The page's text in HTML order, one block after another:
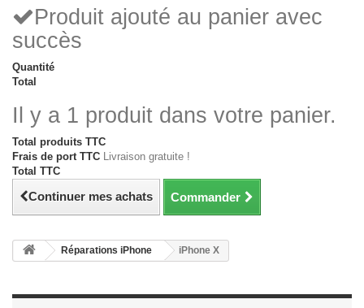
Produit ajouté au panier avec
succès
Quantité
Total
Il y a 1 produit dans votre panier.
Total produits TTC
Frais de port TTC Livraison gratuite !
Total TTC
Continuer mes achats Commander
Réparations iPhone iPhone X